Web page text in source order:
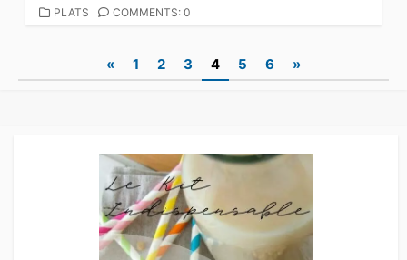
CATEGORIES
PLATS COMMENTS: 0
Pagination
des
« 1 2 3 4 5 6 »